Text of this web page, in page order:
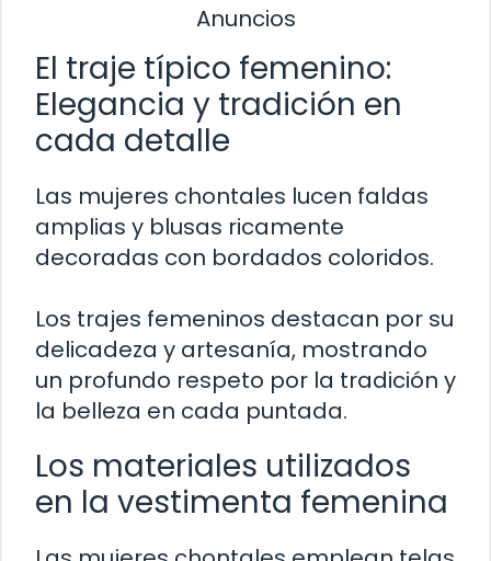
Anuncios
El traje típico femenino:
Elegancia y tradición en
cada detalle
Las mujeres chontales lucen faldas
amplias y blusas ricamente
decoradas con bordados coloridos.
Los trajes femeninos destacan por su
delicadeza y artesanía, mostrando
un profundo respeto por la tradición y
la belleza en cada puntada.
Los materiales utilizados
en la vestimenta femenina